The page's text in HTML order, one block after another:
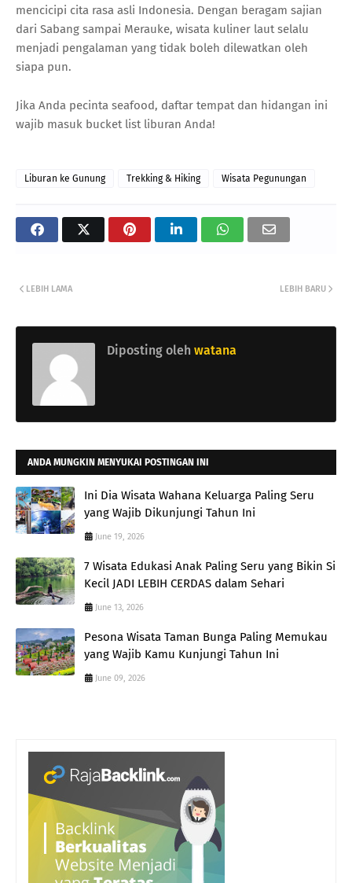
mencicipi cita rasa asli Indonesia. Dengan beragam sajian
dari Sabang sampai Merauke, wisata kuliner laut selalu
menjadi pengalaman yang tidak boleh dilewatkan oleh
siapa pun.
Jika Anda pecinta seafood, daftar tempat dan hidangan ini
wajib masuk bucket list liburan Anda!
Liburan ke Gunung Trekking & Hiking Wisata Pegunungan
LEBIH BARU
LEBIH LAMA
Diposting oleh watana
ANDA MUNGKIN MENYUKAI POSTINGAN INI
Ini Dia Wisata Wahana Keluarga Paling Seru
yang Wajib Dikunjungi Tahun Ini
June 19, 2026
7 Wisata Edukasi Anak Paling Seru yang Bikin Si
Kecil JADI LEBIH CERDAS dalam Sehari
June 13, 2026
Pesona Wisata Taman Bunga Paling Memukau
yang Wajib Kamu Kunjungi Tahun Ini
June 09, 2026